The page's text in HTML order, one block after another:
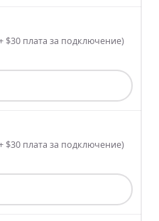
$30 плата за подключение)
$30 плата за подключение)